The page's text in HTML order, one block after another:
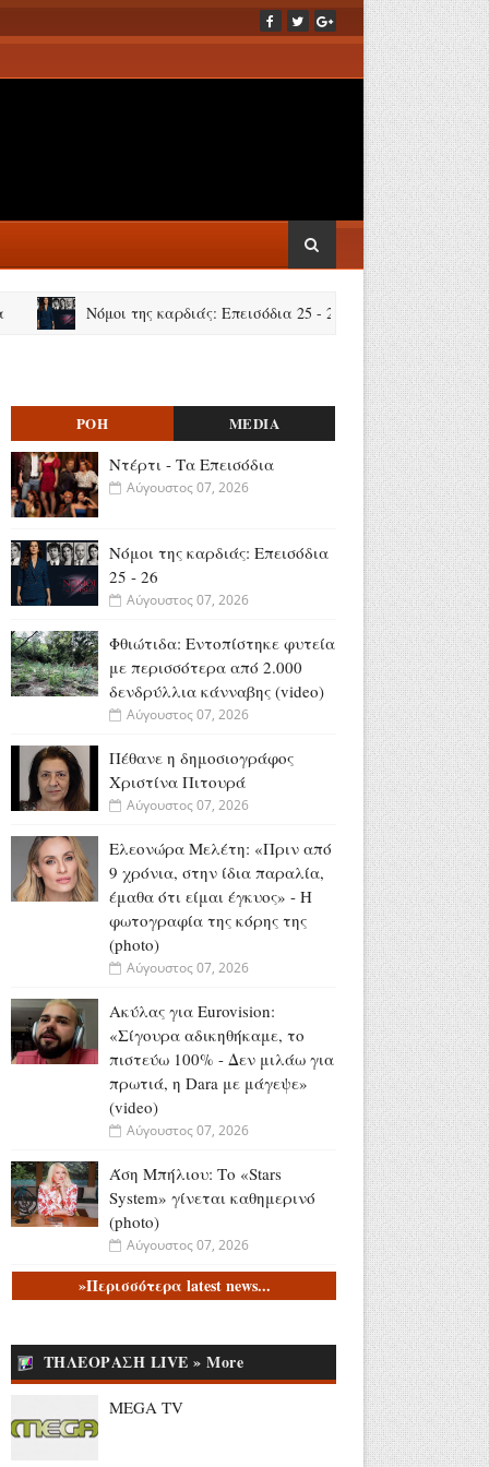
Νόμοι της καρδιάς: Επεισόδια 25 - 26 Φθιώτιδα:
ΡΟΗ MEDIA
Ντέρτι - Τα Επεισόδια
Αύγουστος 07, 2026
Νόμοι της καρδιάς: Επεισόδια
25 - 26
Αύγουστος 07, 2026
Φθιώτιδα: Εντοπίστηκε φυτεία
με περισσότερα από 2.000
δενδρύλλια κάνναβης (video)
Αύγουστος 07, 2026
Πέθανε η δημοσιογράφος
Χριστίνα Πιτουρά
Αύγουστος 07, 2026
Ελεονώρα Μελέτη: «Πριν από
9 χρόνια, στην ίδια παραλία,
έμαθα ότι είμαι έγκυος» - Η
φωτογραφία της κόρης της
(photo)
Αύγουστος 07, 2026
Ακύλας για Eurovision:
«Σίγουρα αδικηθήκαμε, το
πιστεύω 100% - Δεν μιλάω για
πρωτιά, η Dara με μάγεψε»
(video)
Αύγουστος 07, 2026
Άση Μπήλιου: Το «Stars
System» γίνεται καθημερινό
(photo)
Αύγουστος 07, 2026
Συνελήφθη 31χρονος στη
απόπειρα που τελέστηκαν
στην Ελλάδα (video)
Αύγουστος 07, 2026
»Περισσότερα latest news...
ΤΗΛΕΟΡΑΣΗ LIVE » More
MEGA TV